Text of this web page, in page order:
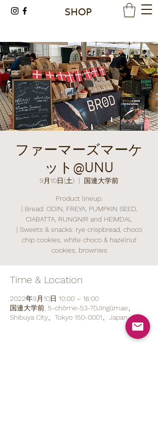
SHOP
ファーマーズマーケ
ット@UNU
9月10日(土)
  |
国連大学前
Product lineup:
| Bread: ODIN, FREYA, PUMPKIN SEED,
CIABATTA, RUNGNIR and HEIMDAL
| Sweets & snacks: rye crispbread, choco
chip cookies, white choco & hazelnut
cookies, brownies
Time & Location
2022年9月10日 10:00 – 16:00
国連大学前, 5-chōme-53-70Jingūmae、
Shibuya City、Tokyo 150-0001、Japan